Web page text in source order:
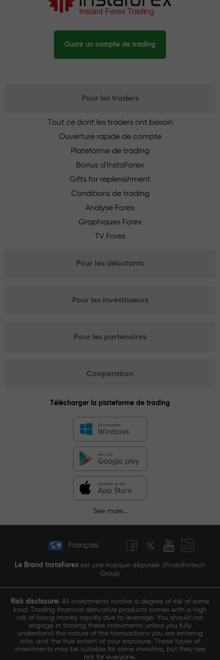
Ouvrir un compte de trading
Pour les traders
Tout ce dont les traders ont besoin
Ouverture rapide de compte
Plateforme de trading
Bonus d'InstaForex
Gifts for replenishment
Conditions de trading
Analyse Forex
Graphiques Forex
TV Forex
Pour les débutants
Pour les investisseurs
Pour les partenaires
Cooperation
Télécharger la plateforme de trading
See more...
Français
Le Brand InstaForex est une marque déposée d'InstaFintech
Group
Risk disclosure: All investments involve a degree of risk of some
kind. Trading financial derivative products comes with a high
risk of losing money rapidly due to leverage. You should not
engage in trading these instruments unless you fully
understand the nature of the transactions you are entering
into, and the true extent of your exposure. These types of
investments may be suitable for some investors, but they are
not for everyone.